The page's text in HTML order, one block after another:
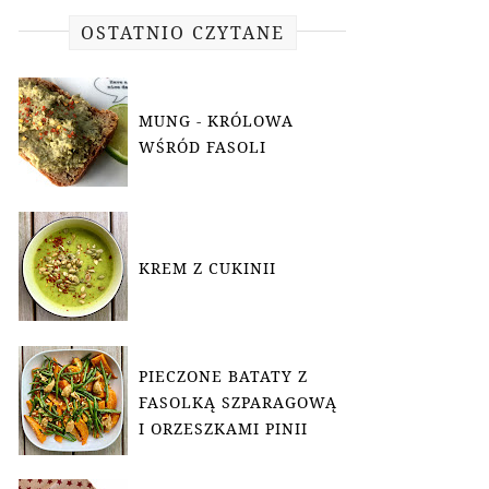
OSTATNIO CZYTANE
MUNG - KRÓLOWA
WŚRÓD FASOLI
KREM Z CUKINII
PIECZONE BATATY Z
FASOLKĄ SZPARAGOWĄ
I ORZESZKAMI PINII